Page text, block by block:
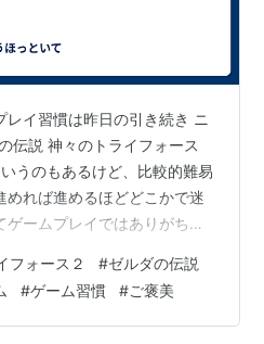
イ習慣は昨日の引き続き ニ
伝説 神々のトライフォース
うのもあるけど、比較的難易
めれば進めるほどどこかで迷
ームプレイではありがちだ
思うけど頭を使わずに感覚
けでボスに辿り着ける。 区
レイ時間も短めなので息抜き
フォース２ #ゼルダの伝説
#ゲーム習慣 #ご褒美